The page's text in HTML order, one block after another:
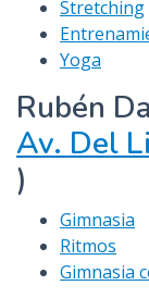
Stretching
Yoga
Rubén
Av. Del
)
Gimnasia
Ritmos
Gimnasia